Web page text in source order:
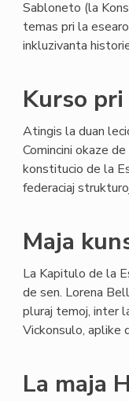
Sabloneto (la
temas pri la
inkluzivanta
Kurso
Atingis la duan
Comincini okaze
konstitucio de la
federaciaj
Maja
La Kapitulo de la
de sen. Lorena
pluraj temoj, inter
Vickonsulo, aplike
La maja